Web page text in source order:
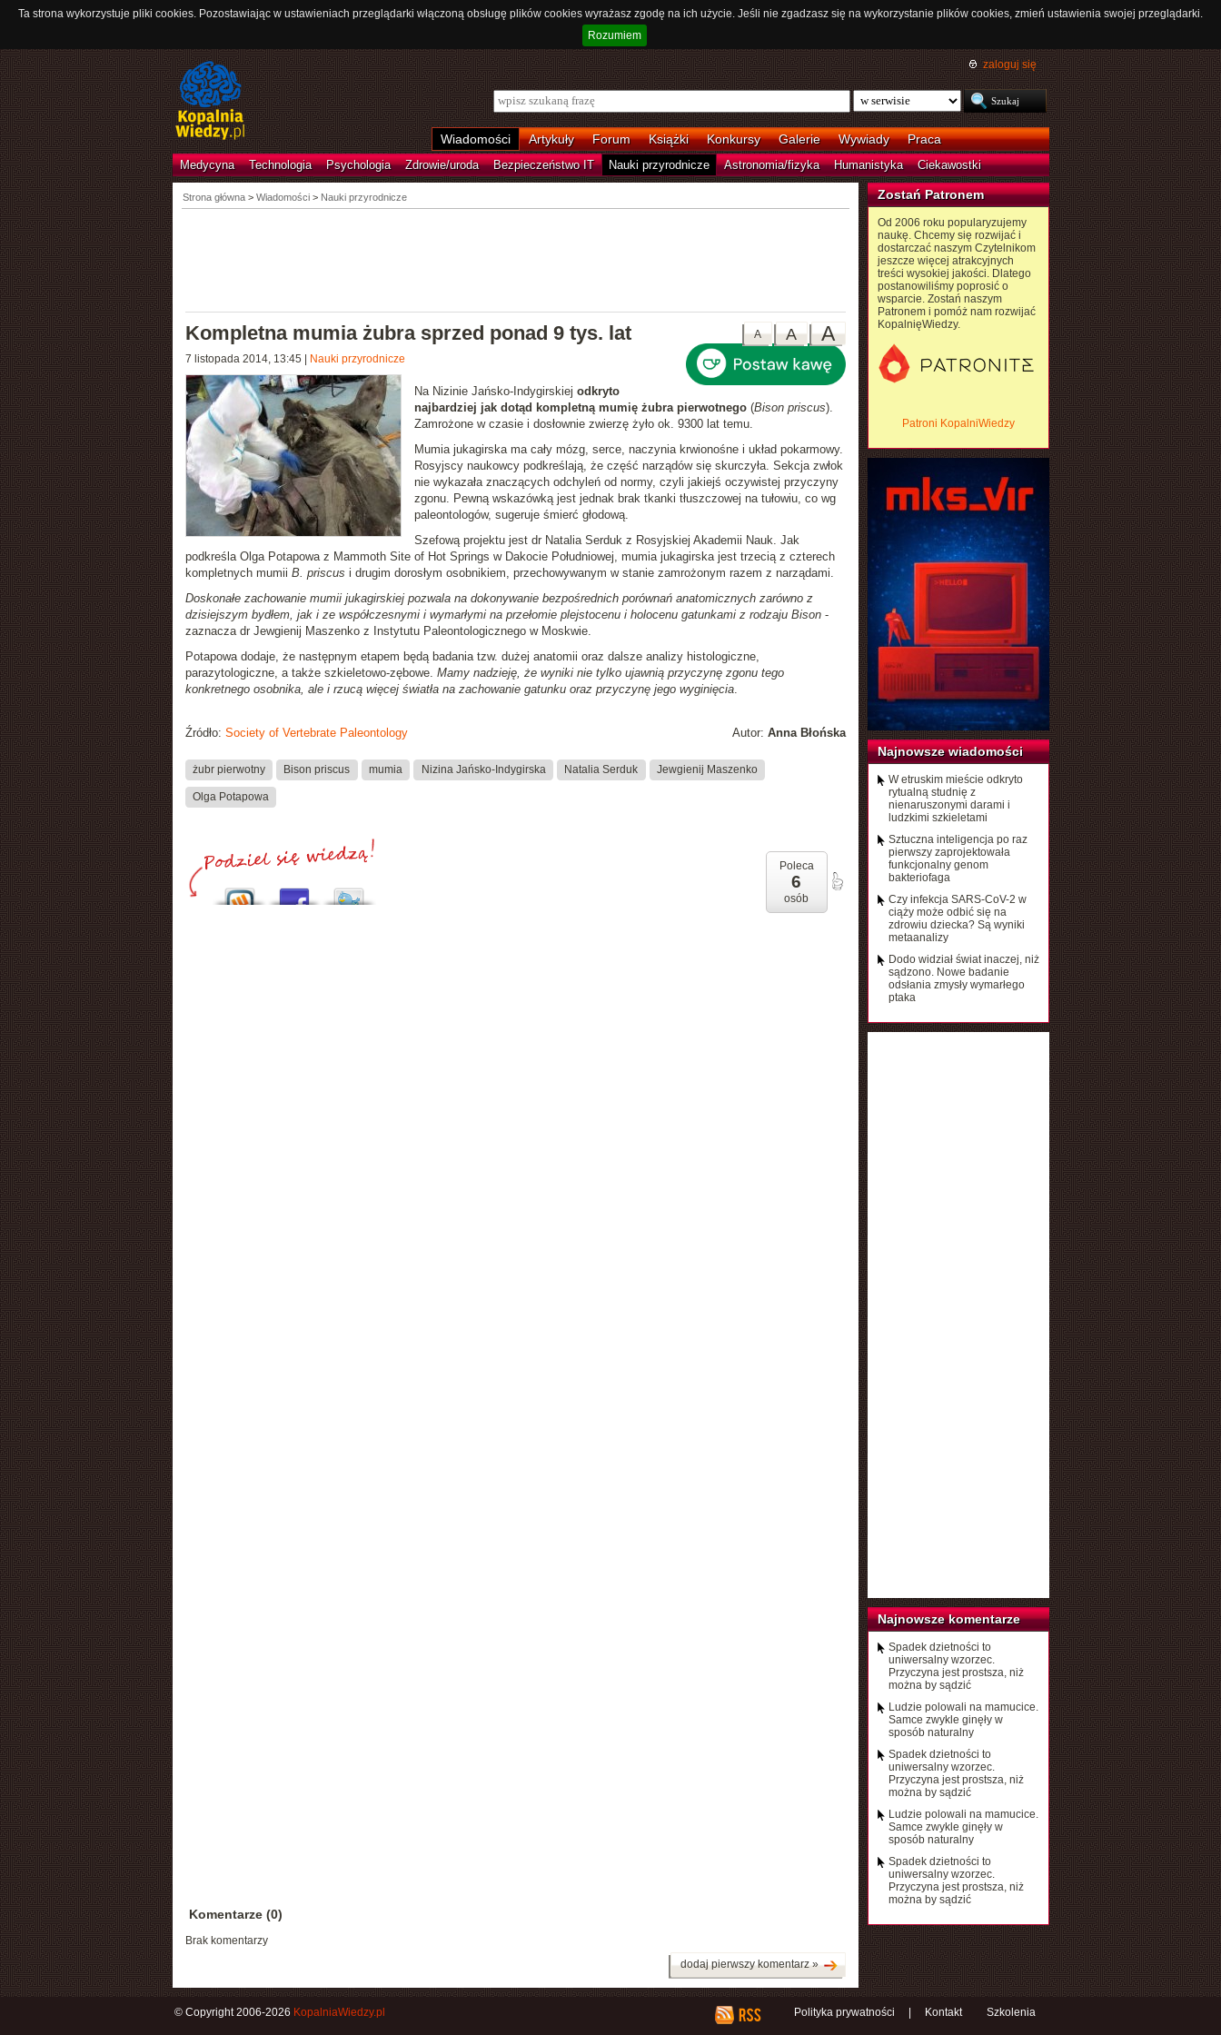
Ta strona wykorzystuje pliki cookies. Pozostawiając w ustawieniach przeglądarki włączoną obsługę plików cookies wyrażasz zgodę na ich użycie. Jeśli nie zgadzasz się na wykorzystanie plików cookies, zmień ustawienia swojej przeglądarki.
Rozumiem
zaloguj się
Wiadomości Artykuły Forum Książki Konkursy Galerie Wywiady Praca
Medycyna Technologia Psychologia Zdrowie/uroda Bezpieczeństwo IT Nauki przyrodnicze Astronomia/fizyka Humanistyka Ciekawostki
Strona główna> Wiadomości > Nauki przyrodnicze
A
A
A
Kompletna mumia żubra sprzed ponad 9 tys. lat
7 listopada 2014, 13:45 Nauki przyrodnicze
Na Nizinie Jańsko-Indygirskiej odkryto
najbardziej jak dotąd kompletną mumię żubra pierwotnego(Bison priscus).
Zamrożone w czasie i dosłownie zwierzę żyło ok. 9300 lat temu.
Mumia jukagirska ma cały mózg, serce, naczynia krwionośne i układ pokarmowy.
Rosyjscy naukowcy podkreślają, że część narządów się skurczyła. Sekcja zwłok
nie wykazała znaczących odchyleń od normy, czyli jakiejś oczywistej przyczyny
zgonu. Pewną wskazówką jest jednak brak tkanki tłuszczowej na tułowiu, co wg
paleontologów, sugeruje śmierć głodową.
Szefową projektu jest dr Natalia Serduk z Rosyjskiej Akademii Nauk. Jak
podkreśla Olga Potapowa z Mammoth Site of Hot Springs w Dakocie Południowej, mumia jukagirska jest trzecią z czterech
kompletnych mumii B. priscus i drugim dorosłym osobnikiem, przechowywanym w stanie zamrożonym razem z narządami.
Doskonałe zachowanie mumii jukagirskiej pozwala na dokonywanie bezpośrednich porównań anatomicznych zarówno z
dzisiejszym bydłem, jak i ze współczesnymi i wymarłymi na przełomie plejstocenu i holocenu gatunkami z rodzaju Bison -
zaznacza dr Jewgienij Maszenko z Instytutu Paleontologicznego w Moskwie.
Potapowa dodaje, że następnym etapem będą badania tzw. dużej anatomii oraz dalsze analizy histologiczne,
parazytologiczne, a także szkieletowo-zębowe. Mamy nadzieję, że wyniki nie tylko ujawnią przyczynę zgonu tego
konkretnego osobnika, ale i rzucą więcej światła na zachowanie gatunku oraz przyczynę jego wyginięcia.
Autor: Anna Błońska
Źródło: Society of Vertebrate Paleontology
żubr pierwotny Bison priscus mumia Nizina Jańsko-Indygirska Natalia Serduk Jewgienij Maszenko
Olga Potapowa
Poleca
6
osób
Komentarze (0)
Brak komentarzy
dodaj pierwszy komentarz »
Zostań Patronem
Od 2006 roku popularyzujemy
naukę. Chcemy się rozwijać i
dostarczać naszym Czytelnikom
jeszcze więcej atrakcyjnych
treści wysokiej jakości. Dlatego
postanowiliśmy poprosić o
wsparcie. Zostań naszym
Patronem i pomóż nam rozwijać
KopalnięWiedzy.
Patroni KopalniWiedzy
Najnowsze wiadomości
W etruskim mieście odkryto
rytualną studnię z
nienaruszonymi darami i
ludzkimi szkieletami
Sztuczna inteligencja po raz
pierwszy zaprojektowała
funkcjonalny genom
bakteriofaga
Czy infekcja SARS-CoV-2 w
ciąży może odbić się na
zdrowiu dziecka? Są wyniki
metaanalizy
Dodo widział świat inaczej, niż
sądzono. Nowe badanie
odsłania zmysły wymarłego
ptaka
Najnowsze komentarze
Spadek dzietności to
uniwersalny wzorzec.
Przyczyna jest prostsza, niż
można by sądzić
Ludzie polowali na mamucice.
Samce zwykle ginęły w
sposób naturalny
Spadek dzietności to
uniwersalny wzorzec.
Przyczyna jest prostsza, niż
można by sądzić
Ludzie polowali na mamucice.
Samce zwykle ginęły w
sposób naturalny
Spadek dzietności to
uniwersalny wzorzec.
Przyczyna jest prostsza, niż
można by sądzić
Polityka prywatności Kontakt Szkolenia
© Copyright 2006-2026 KopalniaWiedzy.pl